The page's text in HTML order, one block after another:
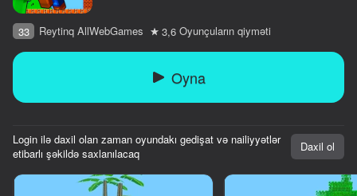
Cihazı döndərin
33 Reytinq AllWebGames 3,6 Oyunçuların qiyməti
Oyna
Login ilə daxil olan zaman oyundakı gedişat və nailiyyətlər
etibarlı şəkildə saxlanılacaq
Daxil ol